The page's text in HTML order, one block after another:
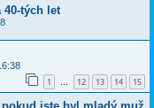
40-tých let
1 … 12 13 14 15